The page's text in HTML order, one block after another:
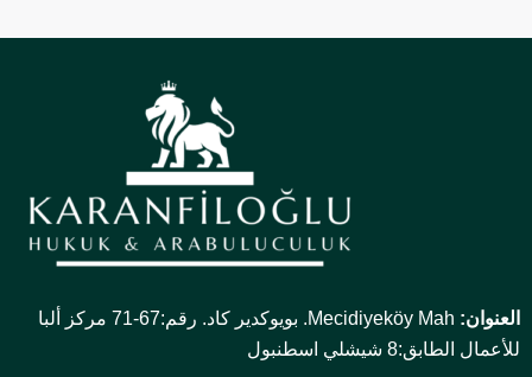
العنوان:
Mecidiyeköy Mah. بويوكدير كاد. رقم:67-71 مركز ألبا
للأعمال الطابق:8 شيشلي اسطنبول